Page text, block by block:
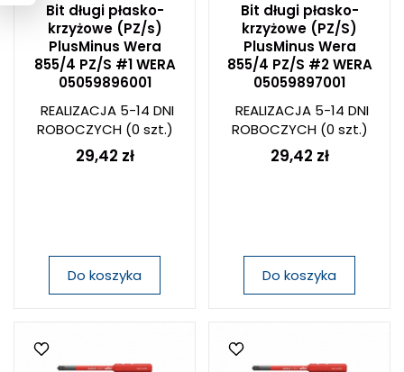
Bit długi płasko-
krzyżowe (PZ/s)
PlusMinus Wera
855/4 PZ/S #1 WERA
05059896001
REALIZACJA 5-14 DNI
ROBOCZYCH(0 szt.)
29,42 zł
Do koszyka
Bit długi płasko-
krzyżowe (PZ/S)
PlusMinus Wera
855/4 PZ/S #2 WERA
05059897001
REALIZACJA 5-14 DNI
ROBOCZYCH(0 szt.)
29,42 zł
Do koszyka